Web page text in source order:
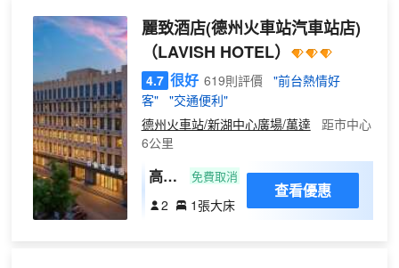
麗致酒店(德州火車站汽車站店)
（LAVISH HOTEL）
4.7 很好 619則評價
"前台熱情好
客"
"交通便利"
德州火車站/新湖中心廣場/萬達
距市中心
6公里
高級
商務
大床
免費取消
2 1張大床
查看優惠